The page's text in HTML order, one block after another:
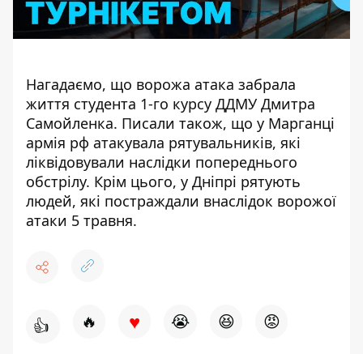
Нагадаємо, що ворожа атака забрала
життя студента 1-го курсу ДДМУ Дмитра
Самойленка. Писали також, що у Марганці
армія рф атакувала рятувальників, які
ліквідовували наслідки попереднього
обстрілу. Крім цього, у Дніпрі рятують
людей, які постраждали внаслідок ворожої
атаки 5 травня.
👍 🔥 ♥ 😭 😆 😡